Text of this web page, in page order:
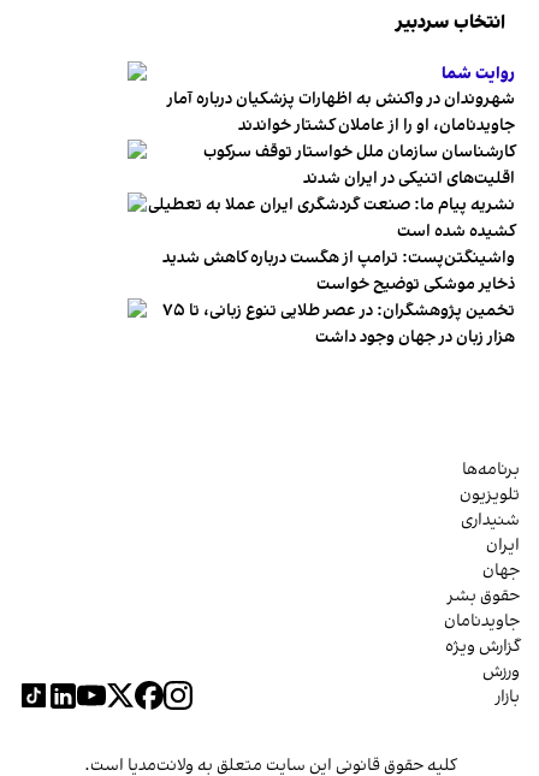
انتخاب سردبیر
روایت شما
شهروندان در واکنش به اظهارات پزشکیان درباره آمار
جاویدنامان، او را از عاملان کشتار خواندند
کارشناسان سازمان ملل خواستار توقف سرکوب
اقلیت‌های اتنیکی در ایران شدند
نشریه پیام ما: صنعت گردشگری ایران عملا به تعطیلی
کشیده شده است
واشینگتن‌پست: ترامپ از هگست درباره کاهش شدید
ذخایر موشکی توضیح خواست
تخمین پژوهشگران: در عصر طلایی تنوع زبانی، تا ۷۵
هزار زبان در جهان وجود داشت
برنامه‌ها
تلویزیون
شنیداری
ایران
جهان
حقوق بشر
جاویدنامان
گزارش ویژه
ورزش
بازار
کلیه حقوق قانونی این سایت متعلق به ولانت‌مدیا است.